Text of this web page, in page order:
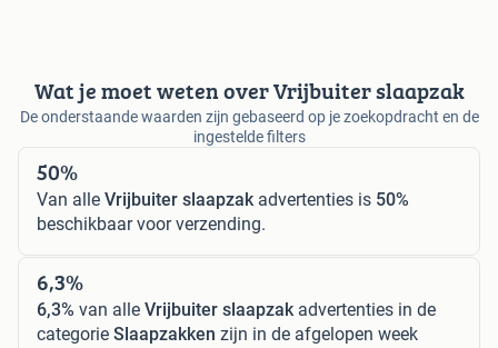
Wat je moet weten over Vrijbuiter slaapzak
De onderstaande waarden zijn gebaseerd op je zoekopdracht en de
ingestelde filters
50%
Van alle Vrijbuiter slaapzakadvertenties is 50%
beschikbaar voor verzending.
6,3%
6,3% van alle Vrijbuiter slaapzakadvertenties in de
categorie Slaapzakken zijn in de afgelopen week